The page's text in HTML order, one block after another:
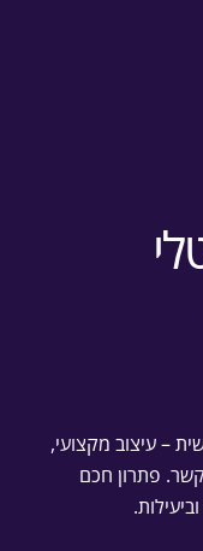
– עיצוב מקצועי,
פתרון חכם